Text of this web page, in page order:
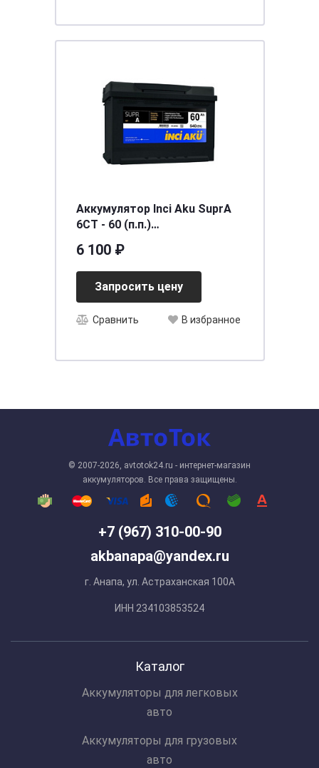
Аккумулятор Inci Aku SuprA
6СТ - 60 (п.п.)
6 100 ₽
Запросить цену
Сравнить В избранное
+7 (967) 310-00-90
akbanapa@yandex.ru
г. Анапа, ул. Астраханская 100А
ИНН 234103853524
© 2007-2026, avtotok24.ru - интернет-магазин
аккумуляторов. Все права защищены.
Каталог
Аккумуляторы для легковых
авто
Аккумуляторы для грузовых
авто